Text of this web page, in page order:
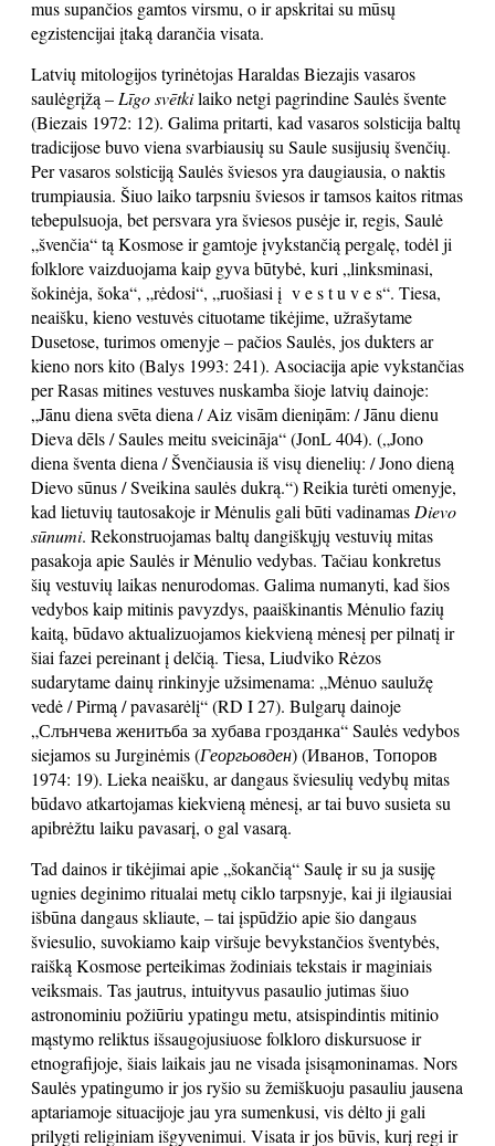
mus supančios gamtos virsmu, o ir apskritai su mūsų
egzistencijai įtaką darančia visata.
Latvių mitologijos tyrinėtojas Haraldas Biezajis vasaros
saulėgrįžą – Līgo svētkilaiko netgi pagrindine Saulės švente
(Biezais 1972: 12). Galima pritarti, kad vasaros solsticija baltų
tradicijose buvo viena svarbiausių su Saule susijusių švenčių.
Per vasaros solsticiją Saulės šviesos yra daugiausia, o naktis
trumpiausia. Šiuo laiko tarpsniu šviesos ir tamsos kaitos ritmas
tebepulsuoja, bet persvara yra šviesos pusėje ir, regis, Saulė
„švenčia“ tą Kosmose ir gamtoje įvykstančią pergalę, todėl ji
folklore vaizduojama kaip gyva būtybė, kuri „linksminasi,
šokinėja, šoka“, „rėdosi“, „ruošiasi į v e s t u v e s“. Tiesa,
neaišku, kieno vestuvės cituotame tikėjime, užrašytame
Dusetose, turimos omenyje – pačios Saulės, jos dukters ar
kieno nors kito (Balys 1993: 241). Asociacija apie vykstančias
per Rasas mitines vestuves nuskamba šioje latvių dainoje:
„Jānu diena svēta diena / Aiz visām dieniņām: / Jānu dienu
Dieva dēls / Saules meitu sveicināja“(JonL 404). („Jono
diena šventa diena / Švenčiausia iš visų dienelių: / Jono dieną
Dievo sūnus / Sveikina saulės dukrą.“) Reikia turėti omenyje,
kad lietuvių tautosakoje ir Mėnulis gali būti vadinamas Dievo
sūnumi. Rekonstruojamas baltų dangiškųjų vestuvių mitas
pasakoja apie Saulės ir Mėnulio vedybas. Tačiau konkretus
šių vestuvių laikas nenurodomas. Galima numanyti, kad šios
vedybos kaip mitinis pavyzdys, paaiškinantis Mėnulio fazių
kaitą, būdavo aktualizuojamos kiekvieną mėnesį per pilnatį ir
šiai fazei pereinant į delčią. Tiesa, Liudviko Rėzos
sudarytame dainų rinkinyje užsimenama: „Mėnuo saulužę
vedė / Pirmą / pavasarėlį“ (RD I 27). Bulgarų dainoje
„Слънчева женитьба за хубава грозданка“ Saulės vedybos
siejamos su Jurginėmis (Георгьовден) (Иванов, Топоров
1974: 19). Lieka neaišku, ar dangaus šviesulių vedybų mitas
būdavo atkartojamas kiekvieną mėnesį, ar tai buvo susieta su
apibrėžtu laiku pavasarį, o gal vasarą.
Tad dainos ir tikėjimai apie „šokančią“ Saulę ir su ja susiję
ugnies deginimo ritualai metų ciklo tarpsnyje, kai ji ilgiausiai
išbūna dangaus skliaute, – tai įspūdžio apie šio dangaus
šviesulio, suvokiamo kaip viršuje bevykstančios šventybės,
raišką Kosmose perteikimas žodiniais tekstais ir maginiais
veiksmais. Tas jautrus, intuityvus pasaulio jutimas šiuo
astronominiu požiūriu ypatingu metu, atsispindintis mitinio
mąstymo reliktus išsaugojusiuose folkloro diskursuose ir
etnografijoje, šiais laikais jau ne visada įsisąmoninamas. Nors
Saulės ypatingumo ir jos ryšio su žemiškuoju pasauliu jausena
aptariamoje situacijoje jau yra sumenkusi, vis dėlto ji gali
prilygti religiniam išgyvenimui. Visata ir jos būvis, kurį regi ir